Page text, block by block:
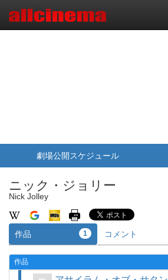
劇場公開スケジュール
ニック・ジョリー
Nick Jolley
作品 1 コメント
作品